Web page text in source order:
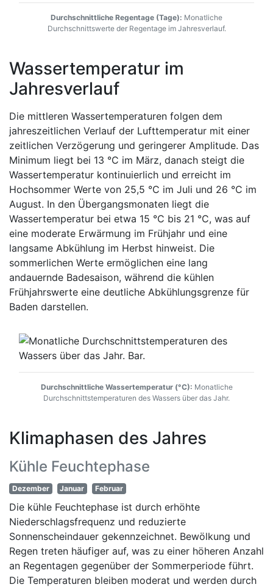
Durchschnittliche Regentage (Tage): Monatliche
Durchschnittswerte der Regentage im Jahresverlauf.
Wassertemperatur im
Jahresverlauf
Die mittleren Wassertemperaturen folgen dem
jahreszeitlichen Verlauf der Lufttemperatur mit einer
zeitlichen Verzögerung und geringerer Amplitude. Das
Minimum liegt bei 13 °C im März, danach steigt die
Wassertemperatur kontinuierlich und erreicht im
Hochsommer Werte von 25,5 °C im Juli und 26 °C im
August. In den Übergangsmonaten liegt die
Wassertemperatur bei etwa 15 °C bis 21 °C, was auf
eine moderate Erwärmung im Frühjahr und eine
langsame Abkühlung im Herbst hinweist. Die
sommerlichen Werte ermöglichen eine lang
andauernde Badesaison, während die kühlen
Frühjahrswerte eine deutliche Abkühlungsgrenze für
Baden darstellen.
Durchschnittliche Wassertemperatur (°C): Monatliche
Durchschnittstemperaturen des Wassers über das Jahr.
Klimaphasen des Jahres
Kühle Feuchtephase
Dezember Januar Februar
Die kühle Feuchtephase ist durch erhöhte
Niederschlagsfrequenz und reduzierte
Sonnenscheindauer gekennzeichnet. Bewölkung und
Regen treten häufiger auf, was zu einer höheren Anzahl
an Regentagen gegenüber der Sommerperiode führt.
Die Temperaturen bleiben moderat und werden durch